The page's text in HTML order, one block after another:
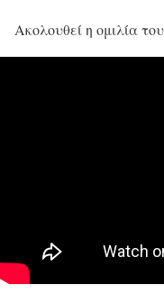
Ακολουθεί η ομιλία